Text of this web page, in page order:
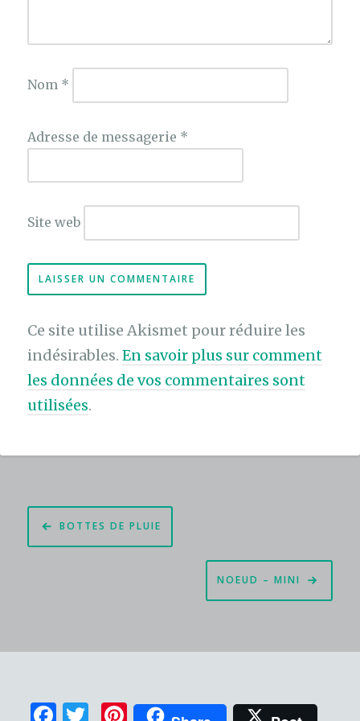
Nom *
Adresse de messagerie *
Site web
Ce site utilise Akismet pour réduire les
indésirables.En savoir plus sur comment
les données de vos commentaires sont
utilisées.
Navigation
de
BOTTES DE PLUIE
NOEUD – MINI